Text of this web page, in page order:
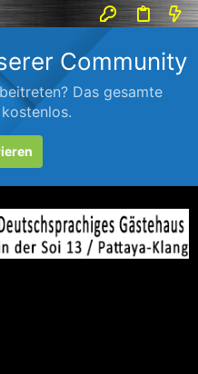
Community
Das gesamte